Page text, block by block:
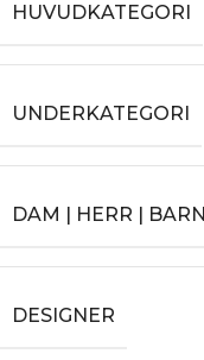
HUVUDKATEGORI
UNDERKATEGORI
DAM | HERR | BARN
DESIGNER